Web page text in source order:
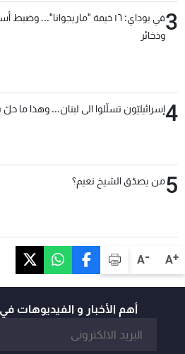
A+
A-
3
في بوداي: ١٦ خيمة "ماريجوانا"... وضبط
وذخائر
4إسرائيليّون تسلّلوا الى لبنان... وهذا ما
5من يصدّق الشيخ نعيم؟
أهم الأخبار و الفيديوهات